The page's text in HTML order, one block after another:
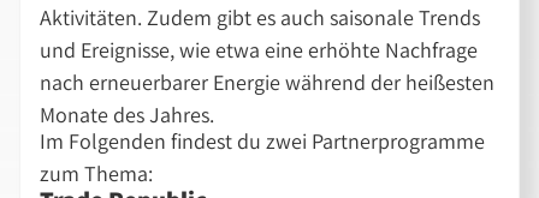
Aktivitäten. Zudem gibt es auch saisonale Trends
und Ereignisse, wie etwa eine erhöhte Nachfrage
nach erneuerbarer Energie während der heißesten
Monate des Jahres.
Im Folgenden findest du zwei Partnerprogramme
zum Thema: